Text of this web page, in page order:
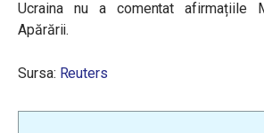
Ucraina nu a comentat afirmațiile
Apărării.
Sursa: Reuters